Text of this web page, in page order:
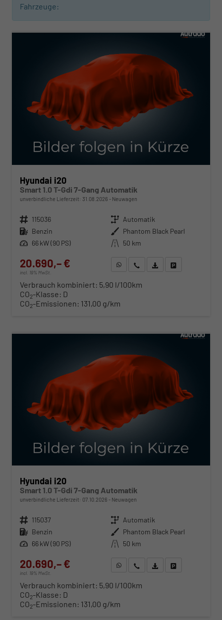
Fahrzeuge:
ab 210,– € mtl.
Hyundai i20
Smart 1.0 T-Gdi 7-Gang Automatik
unverbindliche Lieferzeit: 31.08.2026 Neuwagen
Fahrzeugnr. 115036 Getriebe Automatik
Kraftstoff Benzin Außenfarbe Phantom Black Pearl
Leistung 66 kW (90 PS) Kilometerstand 50 km
20.690,– €
incl. 19% MwSt.
WhatsApp anfragen
Wir rufen Sie anFahrzeugexposé (PDF)
Verbrauch kombiniert: 5,90 l/100km
CO2-Klasse: D
CO2-Emissionen: 131,00 g/km
Hyundai i20
Smart 1.0 T-Gdi 7-Gang Automatik
unverbindliche Lieferzeit: 07.10.2026 Neuwagen
Fahrzeugnr. 115037 Getriebe Automatik
Kraftstoff Benzin Außenfarbe Phantom Black Pearl
Leistung 66 kW (90 PS) Kilometerstand 50 km
20.690,– €
incl. 19% MwSt.
WhatsApp anfragen
Wir rufen Sie anFahrzeugexposé (PDF)
Verbrauch kombiniert: 5,90 l/100km
CO2-Klasse: D
CO2-Emissionen: 131,00 g/km